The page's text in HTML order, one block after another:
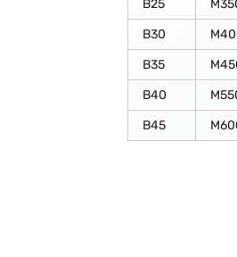
В25
В30
В35
В40
В45